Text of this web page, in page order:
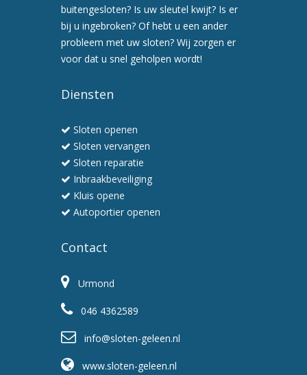
preventiebezoek
professioneel
buitengesloten? Is uw sleutel kwijt? Is er
bij u ingebroken? Of hebt u een ander
probleem met uw sloten? Wij zorgen er
voor dat u snel geholpen wordt!
Diensten
Sloten openen
Sloten vervangen
Sloten reparatie
Inbraakbeveiliging
Kluis opene
Autoportier openen
Contact
Urmond
046 4362589
info@sloten-geleen.nl
www.sloten-geleen.nl